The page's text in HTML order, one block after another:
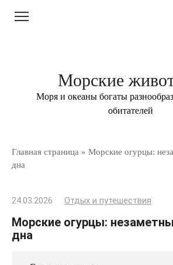
Морские
Моря и океаны богаты
обитателей
Главная страница » Морские огурцы:
дна
24.03.2026 Отдых и путешествия
Морские огурцы:
дна